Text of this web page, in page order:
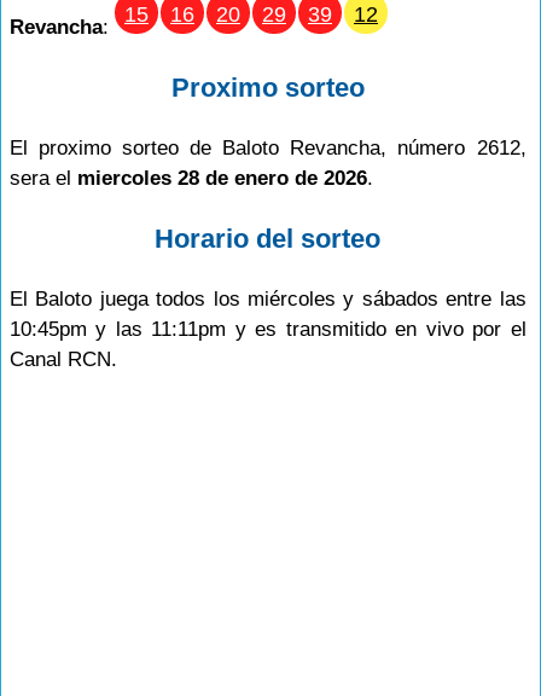
Revancha:
15 16 20 29 39 12
Proximo sorteo
El proximo sorteo de Baloto Revancha, número 2612,
sera el miercoles 28 de enero de 2026.
Horario del sorteo
El Baloto juega todos los miércoles y sábados entre las
10:45pm y las 11:11pm y es transmitido en vivo por el
Canal RCN.